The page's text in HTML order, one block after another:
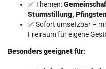
✅ Themen:
Sturmstillung,
✅ Sofort umsetzbar –
Freiraum für eigene
Besonders geeignet für: